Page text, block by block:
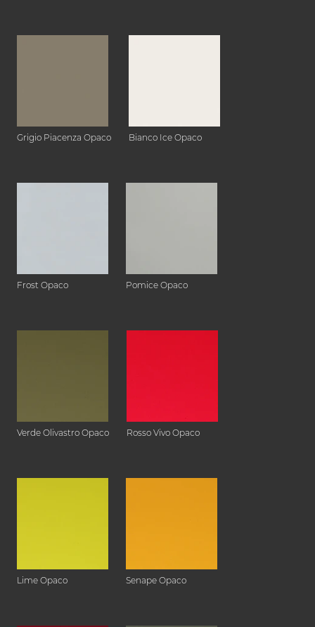
Grigio Piacenza Opaco Bianco Ice Opaco
Frost Opaco Pomice Opaco
Verde Olivastro Opaco Rosso Vivo Opaco
Lime Opaco Senape Opaco